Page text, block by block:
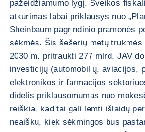
pažeidžiamumo lygį. Sveikos
atkūrimas labai priklausys nuo
Sheinbaum pagrindinio pramonės
sėkmės. Šis šešerių metų
2030 m. pritraukti 277 mlrd. JAV
investicijų (automobilių, aviacijos,
elektronikos ir farmacijos
didelis priklausomumas nuo
reiškia, kad tai gali lemti išlaidų
neaišku, kiek sėkmingos bus